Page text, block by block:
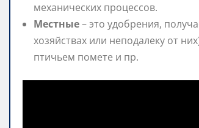
механических процессов.
Местные– это удобрения,
хозяйствах или неподалеку от
птичьем помете и пр.